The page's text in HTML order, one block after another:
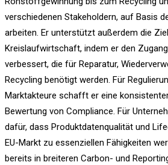
verschiedenen Stakeholdern, auf Basis
arbeiten. Er unterstützt außerdem die
Kreislaufwirtschaft, indem er den
verbessert, die für Reparatur,
Recycling benötigt werden. Für
Marktakteure schafft er eine
Bewertung von Compliance. Für
dafür, dass Produktdatenqualität und
EU-Markt zu essenziellen Fähigkeiten
bereits in breiteren Carbon- und